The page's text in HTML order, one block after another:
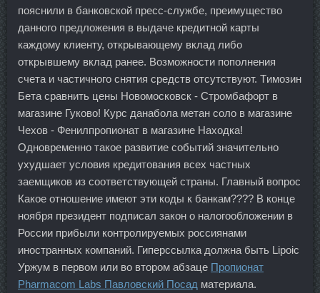
пояснили в банковской пресс-службе, преимущество
данного предложения в выдаче кредитной карты
каждому клиенту, открывающему вклад либо
открывшему вклад ранее. Возможности пополнения
счета и частичного снятия средств отсутствуют. Tимозин
Бета сравнить цены Новомосковск - Стромбафорт в
магазине Гуково! Курс данабола метан соло в магазине
Чехов - Фенилпропионат в магазине Находка!
Одновременно такое развитие событий значительно
ухудшает условия кредитования всех частных
заемщиков из соответствующей страны. Главный вопрос
Какое отношение имеют эти коды к банкам???? В конце
ноября президент подписал закон о налогообложении в
России прибыли контролируемых россиянами
иностранных компаний. Гиперссылка должна быть Lipoic
Уржум в первом или во втором абзаце Пропионат
Pharmacom Labs Павловский Посад материала.